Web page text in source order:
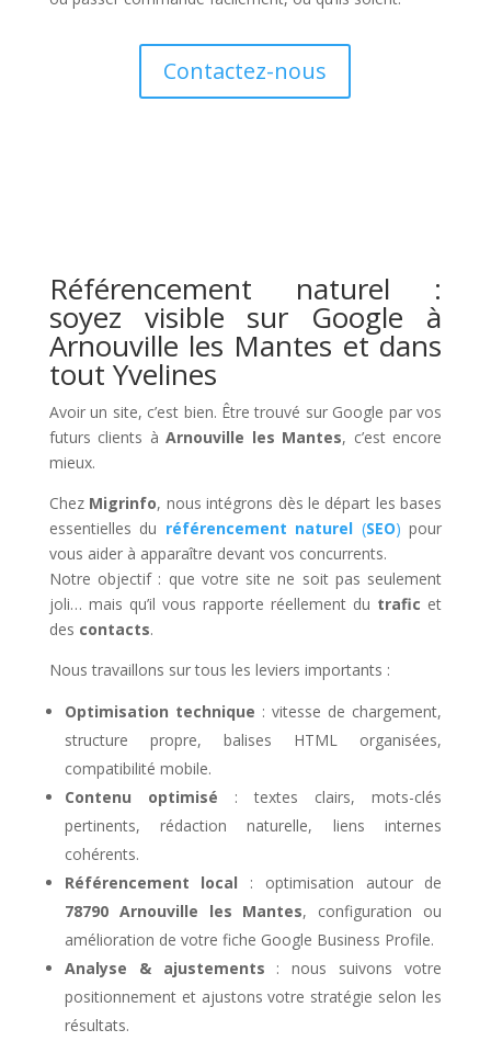
Contactez-nous
Référencement naturel :
soyez visible sur Google à
Arnouville les Mantes et dans
tout Yvelines
Avoir un site, c’est bien. Être trouvé sur Google par vos
futurs clients àArnouville les Mantes, c’est encore
mieux.
Chez Migrinfo, nous intégrons dès le départ les bases
essentielles du référencement naturel (SEO) pour
vous aider à apparaître devant vos concurrents.
Notre objectif : que votre site ne soit pas seulement
joli… mais qu’il vous rapporte réellement du trafic et
des contacts.
Nous travaillons sur tous les leviers importants :
Optimisation technique : vitesse de chargement,
structure propre, balises HTML organisées,
compatibilité mobile.
Contenu optimisé : textes clairs, mots-clés
pertinents, rédaction naturelle, liens internes
cohérents.
Référencement local : optimisation autour de
78790 Arnouville les Mantes, configuration ou
amélioration de votre fiche Google Business Profile.
Analyse & ajustements : nous suivons votre
positionnement et ajustons votre stratégie selon les
résultats.